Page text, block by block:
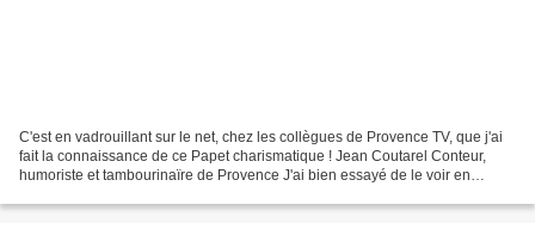
C'est en vadrouillant sur le net, chez les collègues de Provence TV, que j'ai
fait la connaissance de ce Papet charismatique ! Jean Coutarel Conteur,
humoriste et tambourinaïre de Provence J'ai bien essayé de le voir en